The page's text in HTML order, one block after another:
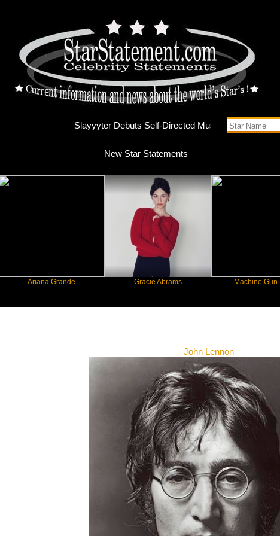
New Star Statements
Ariana Grande Gracie Abrams Machine Gun Kelly
John Lennon